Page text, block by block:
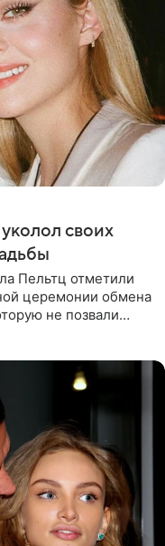
своих
Пельтц отметили
церемонии обмена
не позвали